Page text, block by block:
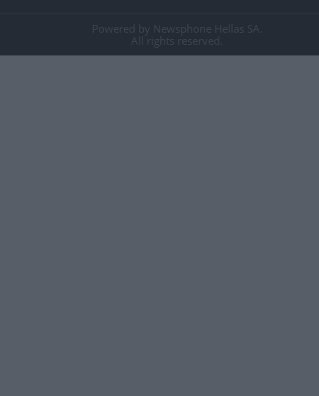
Powered by Newsphone Hellas SA.
All rights reserved.